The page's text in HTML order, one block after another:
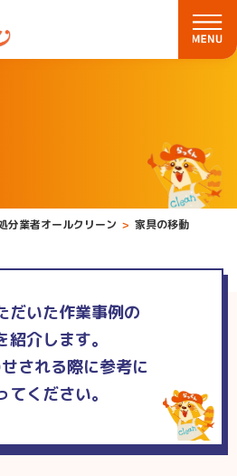
分業者オールクリーン 家具の移動
だいた作業事例の
紹介します。
される際に参考に
てください。